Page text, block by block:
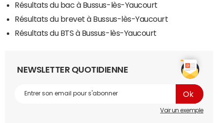
Résultats du bac à Bussus-lès-Yaucourt
Résultats du brevet à Bussus-lès-Yaucourt
Résultats du BTS à Bussus-lès-Yaucourt
NEWSLETTER QUOTIDIENNE
Voir un exemple